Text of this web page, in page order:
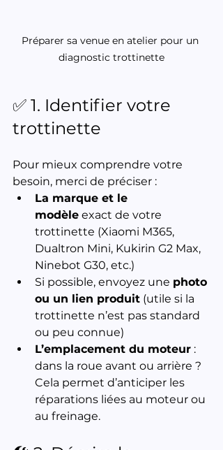
Préparer sa venue en atelier pour un
diagnostic trottinette
✅ 1. Identifier votre
trottinette
Pour mieux comprendre votre
besoin, merci de préciser :
La marque et le
modèle exact de votre
trottinette (Xiaomi M365,
Dualtron Mini, Kukirin G2 Max,
Ninebot G30, etc.)
Si possible, envoyez une photo
ou un lien produit (utile si la
trottinette n’est pas standard
ou peu connue)
L’emplacement du moteur :
dans la roue avant ou arrière ?
Cela permet d’anticiper les
réparations liées au moteur ou
au freinage.